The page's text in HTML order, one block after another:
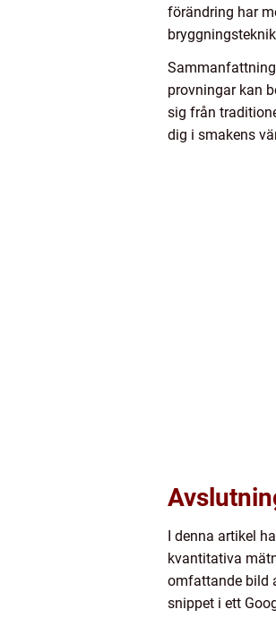
förändring har
provningar kan
sig från
dig i smakens
I denna artikel
kvantitativa
omfattande bild
snippet i ett